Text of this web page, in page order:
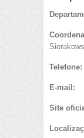
Telefone:
E-mail:
Site